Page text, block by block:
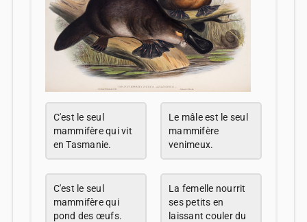
C'est le seul
mammifère qui vit
en Tasmanie.
Le mâle est le seul
mammifère
venimeux.
C'est le seul
mammifère qui
pond des œufs.
La femelle nourrit
ses petits en
laissant couler du